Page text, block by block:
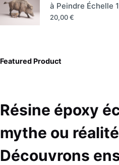
Résine époxy
mythe ou
Découvrons
à Peindre Échelle
20,00€
Featured Product